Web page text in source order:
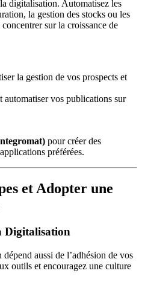
digitalisation. Automatisez les
la gestion des stocks ou les
sur la croissance de
la gestion de vos prospects et
automatiser vos publications sur
pour créer des
préférées.
et Adopter une
Digitalisation
aussi de l’adhésion de vos
outils et encouragez une culture